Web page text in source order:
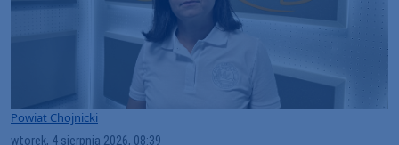
Powiat Chojnicki
wtorek, 4 sierpnia 2026, 08:39